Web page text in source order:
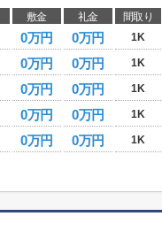
敷金 礼金 間取り
0万円 0万円 1K
0万円 0万円 1K
0万円 0万円 1K
0万円 0万円 1K
0万円 0万円 1K